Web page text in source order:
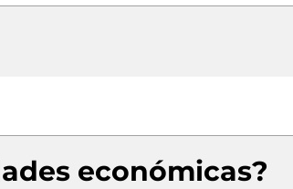
económicas?